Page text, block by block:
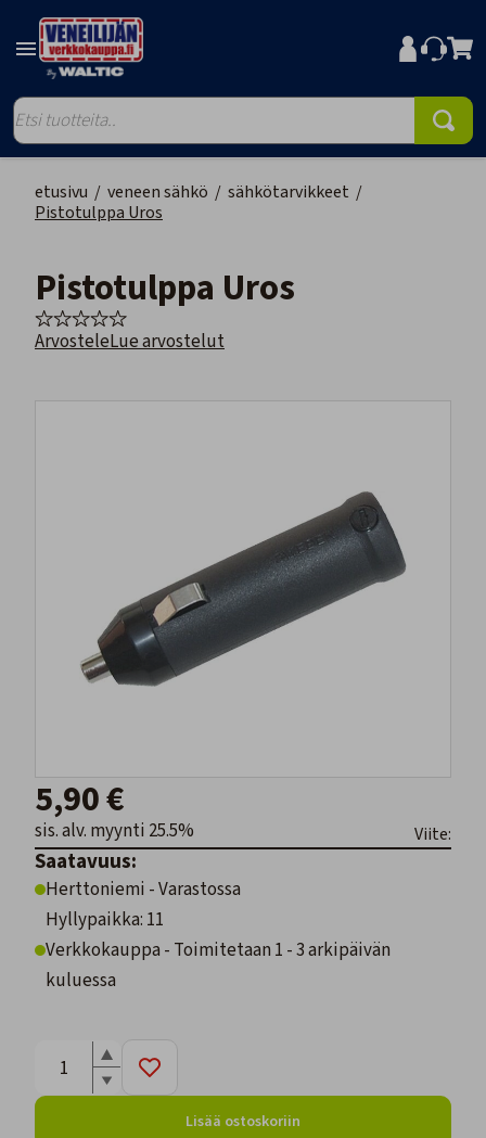
etusivu / veneen sähkö / sähkötarvikkeet /
Pistotulppa Uros
Pistotulppa Uros
ArvosteleLue arvostelut
5,90 €
sis. alv. myynti 25.5% Viite:
Saatavuus:
Herttoniemi - Varastossa
Hyllypaikka: 11
Verkkokauppa - Toimitetaan 1 - 3 arkipäivän
kuluessa
Lisää ostoskoriin